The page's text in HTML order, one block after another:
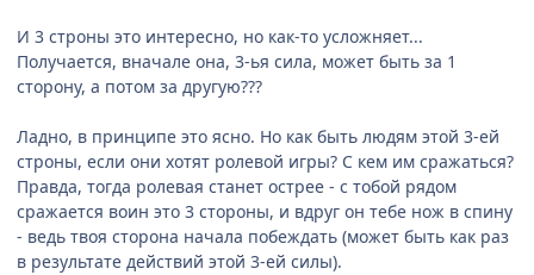
И 3 строны это интересно, но как-то усложняет...
Получается, вначале она, 3-ья сила, может быть за 1
сторону, а потом за другую???
Ладно, в принципе это ясно. Но как быть людям этой 3-ей
строны, если они хотят ролевой игры? С кем им сражаться?
Правда, тогда ролевая станет острее - с тобой рядом
сражается воин это 3 стороны, и вдруг он тебе нож в спину
- ведь твоя сторона начала побеждать (может быть как раз
в результате действий этой 3-ей силы).